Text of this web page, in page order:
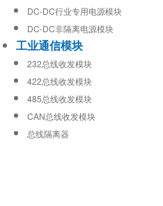
DC-DC行业专用电源模块
DC-DC非隔离电源模块
工业通信模块
232总线收发模块
422总线收发模块
485总线收发模块
CAN总线收发模块
总线隔离器